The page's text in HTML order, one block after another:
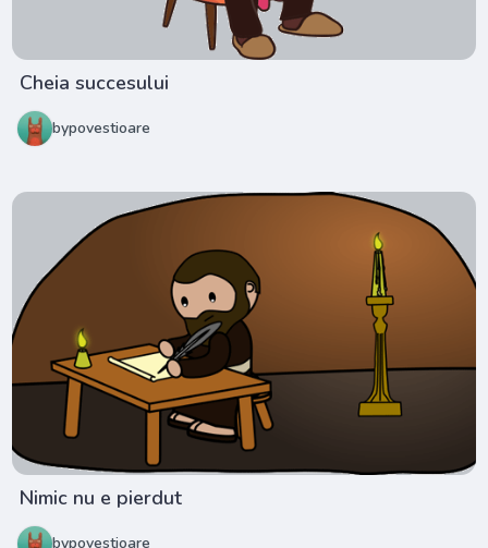
Cheia succesului
bypovestioare
Nimic nu e pierdut
bypovestioare